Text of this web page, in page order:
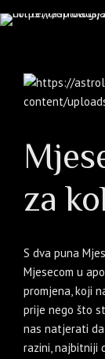
za
S dva puna
Mjesecom u
promjena, koji
prije nego što
nas natjerati
razini, najbitniji